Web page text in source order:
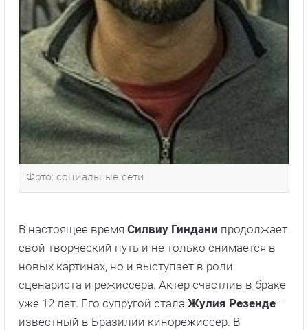
Фото: социальные сети
В настоящее время Силвиу Гиндани продолжает
свой творческий путь и не только снимается в
новых картинах, но и выступает в роли
сценариста и режиссера. Актер счастлив в браке
уже 12 лет. Его супругой стала Жулия Резенде –
известный в Бразилии кинорежиссер. В